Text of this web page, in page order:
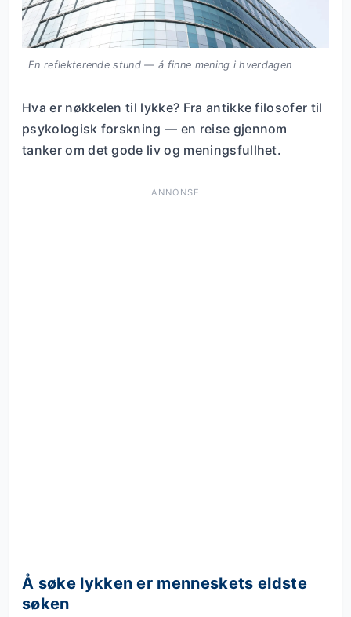
En reflekterende stund — å finne mening i hverdagen
Hva er nøkkelen til lykke? Fra antikke filosofer til
psykologisk forskning — en reise gjennom
tanker om det gode liv og meningsfullhet.
ANNONSE
Å søke lykken er menneskets eldste
søken